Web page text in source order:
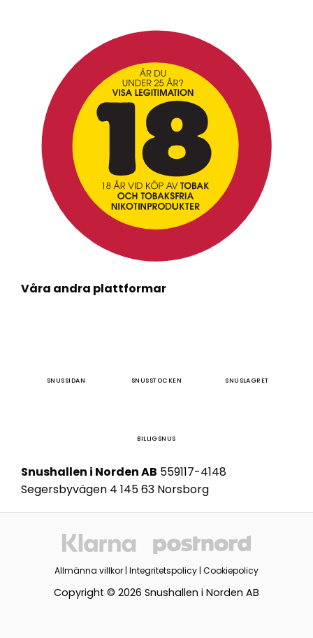
Våra andra plattformar
SNUSSIDAN SNUSSTOCKEN SNUSLAGRET
BILLIGSNUS
Snushallen i Norden AB 559117-4148
Segersbyvägen 4 145 63 Norsborg
Allmänna villkor | Integritetspolicy | Cookiepolicy
Copyright © 2026 Snushallen i Norden AB